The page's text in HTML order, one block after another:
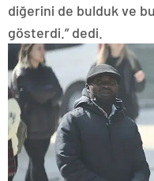
diğerini de bulduk ve bu
gösterdi.” dedi.